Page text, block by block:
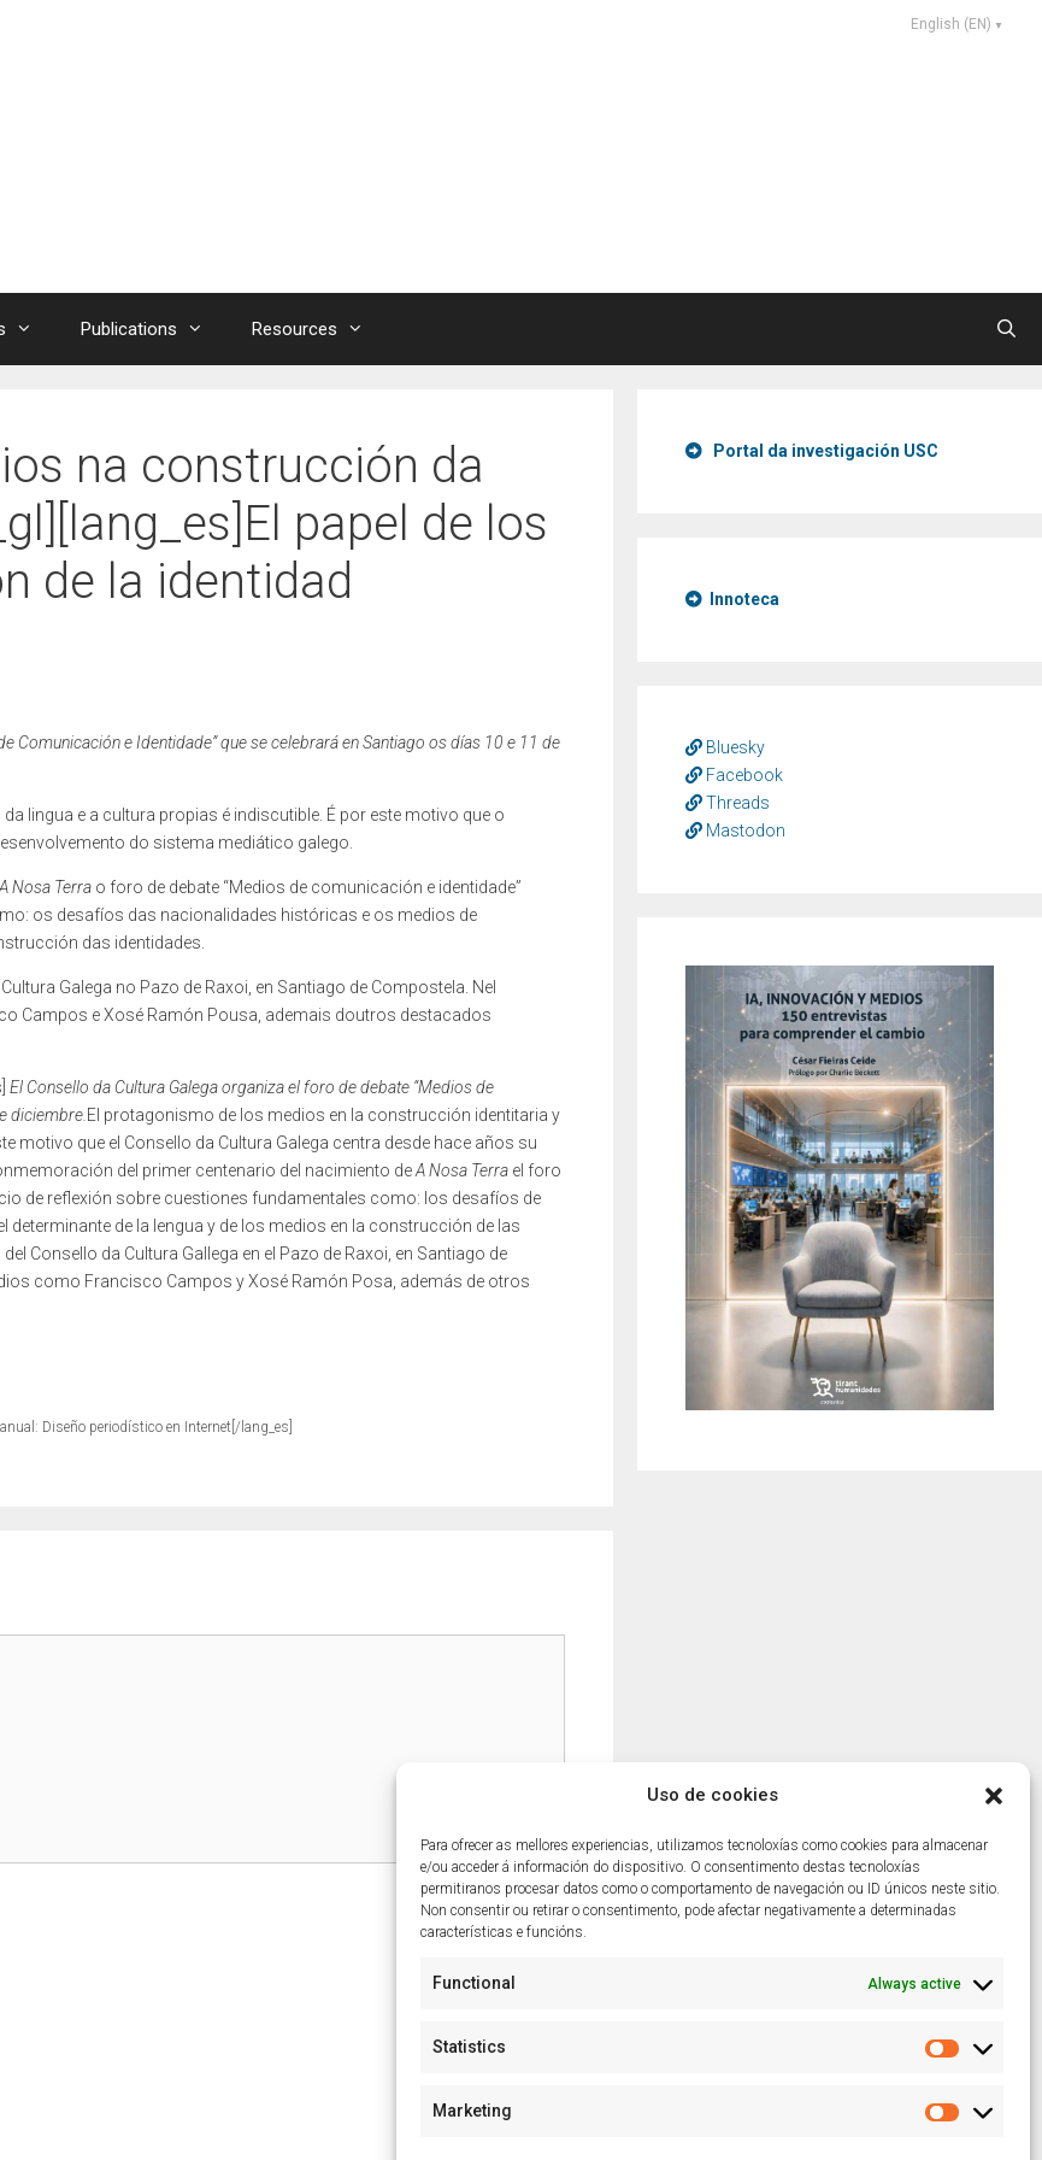
Uso de cookies
Para ofrecer as mellores experiencias, utilizamos tecnoloxías como cookies para almacenar
e/ou acceder á información do dispositivo. O consentimento destas tecnoloxías
permitiranos procesar datos como o comportamento de navegación ou ID únicos neste sitio.
Non consentir ou retirar o consentimento, pode afectar negativamente a determinadas
características e funcións.
Functional Always active
Statistics
Marketing
English (EN)
Publications Resources
na construcción da
papel de los
de la identidad
Comunicación e Identidade” que se celebrará en Santiago os días 10 e 11 de
lingua e a cultura propias é indiscutible. É por este motivo que o
do sistema mediático galego.
Nosa Terra o foro de debate “Medios de comunicación e identidade”
os desafíos das nacionalidades históricas e os medios de
das identidades.
Galega no Pazo de Raxoi, en Santiago de Compostela. Nel
Campos e Xosé Ramón Pousa, ademais doutros destacados
El Consello da Cultura Galega organiza el foro de debate “Medios de
diciembre.El protagonismo de los medios en la construcción identitaria y
motivo que el Consello da Cultura Galega centra desde hace años su
del primer centenario del nacimiento deA Nosa Terra el foro
de reflexión sobre cuestiones fundamentales como: los desafíos de
de la lengua y de los medios en la construcción de las
Consello da Cultura Gallega en el Pazo de Raxoi, en Santiago de
como Francisco Campos y Xosé Ramón Posa, además de otros
Diseño periodístico en Internet[/lang_es]
Portal da investigación USC
Innoteca
Bluesky
Facebook
Threads
Mastodon